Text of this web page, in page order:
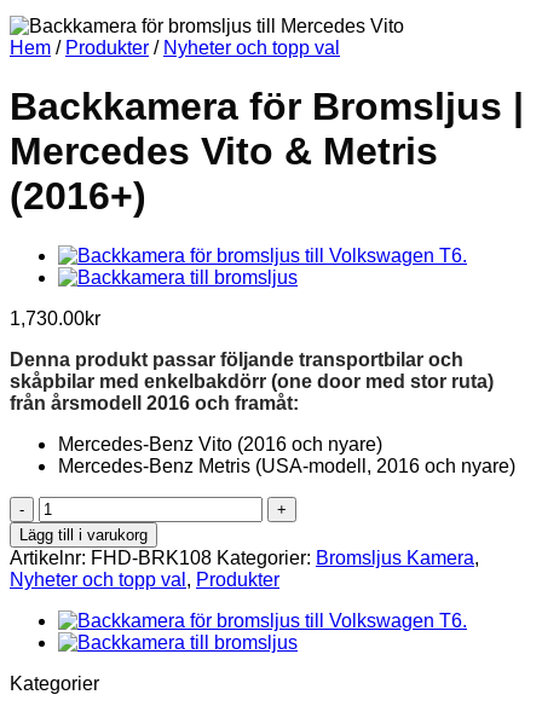
Hem / Produkter / Nyheter och topp val
Backkamera för Bromsljus |
Mercedes Vito & Metris
(2016+)
1,730.00kr
Denna produkt passar följande transportbilar och
skåpbilar med enkelbakdörr (one door med stor ruta)
från årsmodell 2016 och framåt:
Mercedes-Benz Vito (2016 och nyare)
Mercedes-Benz Metris (USA-modell, 2016 och nyare)
Backkamera
för
Bromsljus
|
Mercedes
Vito
&
Metris
(2016+)
Lägg till i varukorg
Artikelnr: FHD-BRK108 Kategorier: Bromsljus Kamera,
Nyheter och topp val , Produkter
Kategorier